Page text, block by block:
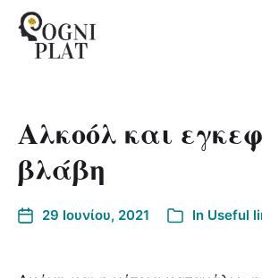
Αλκοόλ και
βλάβη
29 Ιουνίου, 2021 In Useful